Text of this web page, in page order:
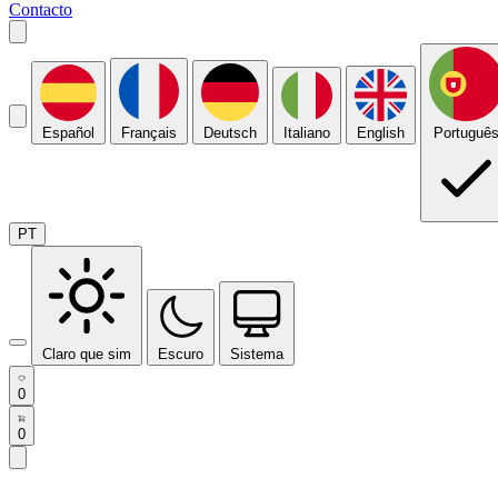
Contacto
Español Français Deutsch Italiano English Português
PT
Claro que sim Escuro Sistema
0
0